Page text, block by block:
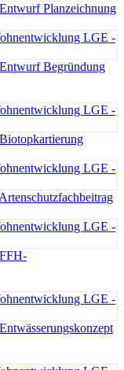
Planzeichnung
Begründung